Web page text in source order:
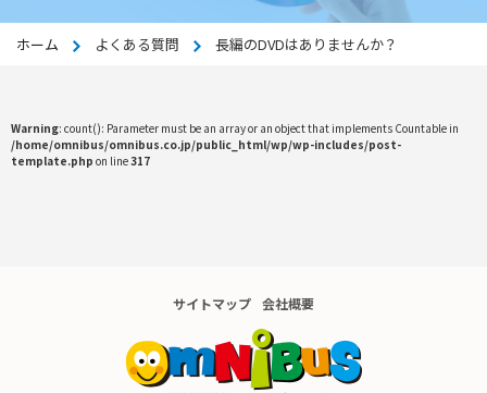
ホーム よくある質問 長編のDVDはありませんか？
Warning: count(): Parameter must be an array or an object that implements Countable in
/home/omnibus/omnibus.co.jp/public_html/wp/wp-includes/post-
template.php on line317
サイトマップ 会社概要